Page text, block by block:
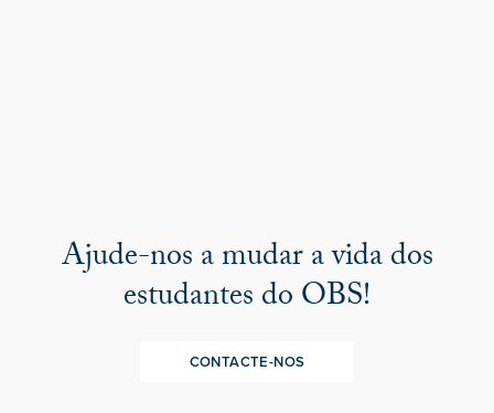
Ajude-nos a mudar a vida dos
estudantes do OBS!
CONTACTE-NOS